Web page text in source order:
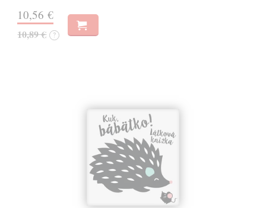
10,56 €
10,89 € ?